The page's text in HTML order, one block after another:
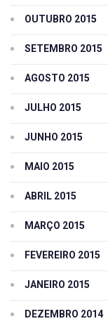
OUTUBRO 2015
SETEMBRO 2015
AGOSTO 2015
JULHO 2015
JUNHO 2015
MAIO 2015
ABRIL 2015
MARÇO 2015
FEVEREIRO 2015
JANEIRO 2015
DEZEMBRO 2014